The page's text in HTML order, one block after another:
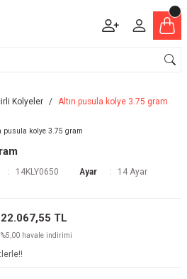
Kolyeler Altın pusula kolye 3.75 gram
14KLY0650 Ayar 14 Ayar
22.067,55 TL
%5,00 havale indirimi